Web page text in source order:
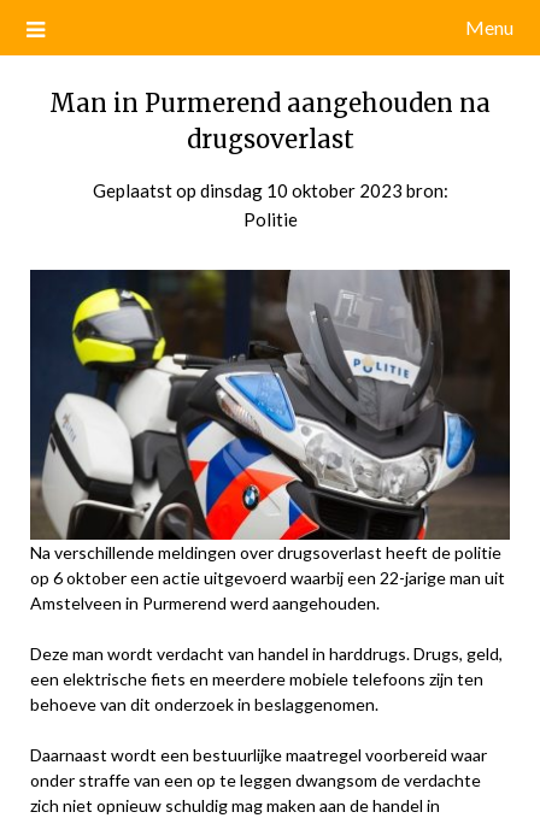
Menu
Man in Purmerend aangehouden na
drugsoverlast
Geplaatst op dinsdag 10 oktober 2023 door
bron:
Politie
Na verschillende meldingen over drugsoverlast heeft de politie
op 6 oktober een actie uitgevoerd waarbij een 22-jarige man uit
Amstelveen in Purmerend werd aangehouden.
Deze man wordt verdacht van handel in harddrugs. Drugs, geld,
een elektrische fiets en meerdere mobiele telefoons zijn ten
behoeve van dit onderzoek in beslaggenomen.
Daarnaast wordt een bestuurlijke maatregel voorbereid waar
onder straffe van een op te leggen dwangsom de verdachte
zich niet opnieuw schuldig mag maken aan de handel in